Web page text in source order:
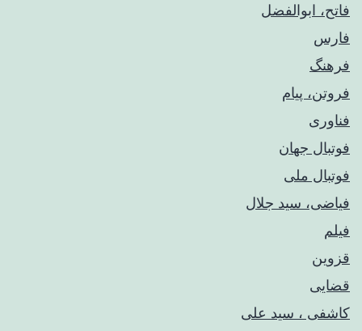
فاتح، ابوالفضل
فارس
فرهنگ
فروتن، پیام
فناوری
فوتبال جهان
فوتبال ملی
فیاضی، سید جلال
فیلم
قزوین
قضایی
کاشفی ، سید علی